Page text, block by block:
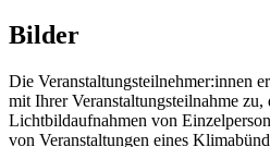
Bilder
Die Veranstaltungsteilnehmer:innen
mit Ihrer Veranstaltungsteilnahme zu,
Lichtbildaufnahmen von
von Veranstaltungen eines